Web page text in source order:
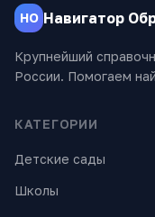
НО Навигатор
Крупнейший
России. Помогаем
КАТЕГОРИИ
Детские сады
Школы